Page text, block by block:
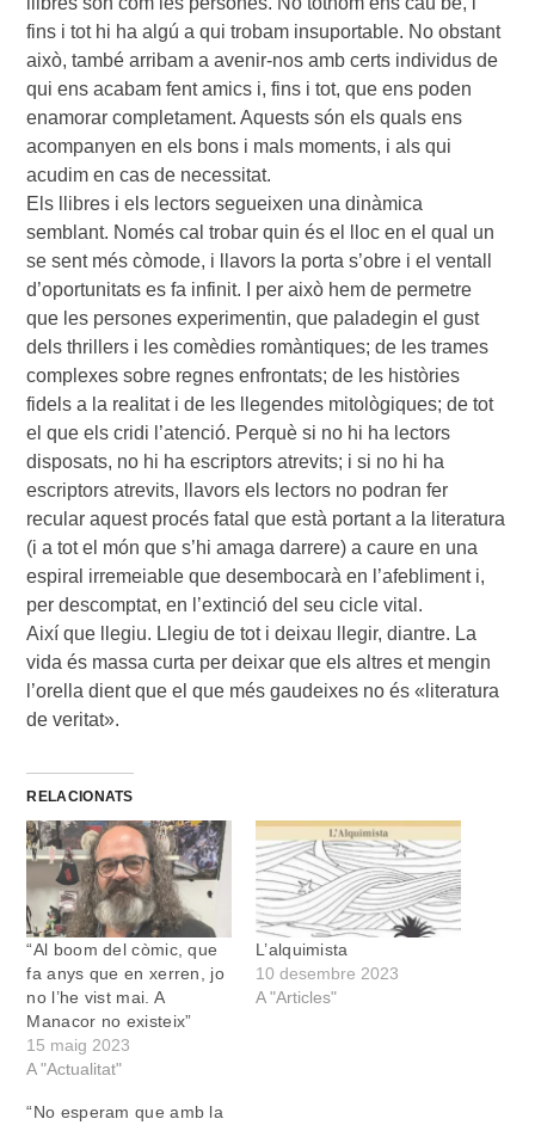
fins i tot hi ha algú a qui trobam insuportable. No obstant
això, també arribam a avenir-nos amb certs individus de
qui ens acabam fent amics i, fins i tot, que ens poden
enamorar completament. Aquests són els quals ens
acompanyen en els bons i mals moments, i als qui
acudim en cas de necessitat.
Els llibres i els lectors segueixen una dinàmica
semblant. Només cal trobar quin és el lloc en el qual un
se sent més còmode, i llavors la porta s’obre i el ventall
d’oportunitats es fa infinit. I per això hem de permetre
que les persones experimentin, que paladegin el gust
dels thrillers i les comèdies romàntiques; de les trames
complexes sobre regnes enfrontats; de les històries
fidels a la realitat i de les llegendes mitològiques; de tot
el que els cridi l’atenció. Perquè si no hi ha lectors
disposats, no hi ha escriptors atrevits; i si no hi ha
escriptors atrevits, llavors els lectors no podran fer
recular aquest procés fatal que està portant a la literatura
(i a tot el món que s’hi amaga darrere) a caure en una
espiral irremeiable que desembocarà en l’afebliment i,
per descomptat, en l’extinció del seu cicle vital.
Així que llegiu. Llegiu de tot i deixau llegir, diantre. La
vida és massa curta per deixar que els altres et mengin
l’orella dient que el que més gaudeixes no és «literatura
de veritat».
RELACIONATS
“Al boom del còmic, que
fa anys que en xerren, jo
no l’he vist mai. A
Manacor no existeix”
15 maig 2023
A "Actualitat"
L’alquimista
10 desembre 2023
A "Articles"
“No esperam que amb la